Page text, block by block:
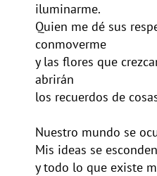
iluminarme.
Quien me dé sus
conmoverme
y las flores que
abrirán
los recuerdos de
Nuestro mundo se
Mis ideas se
y todo lo que existe